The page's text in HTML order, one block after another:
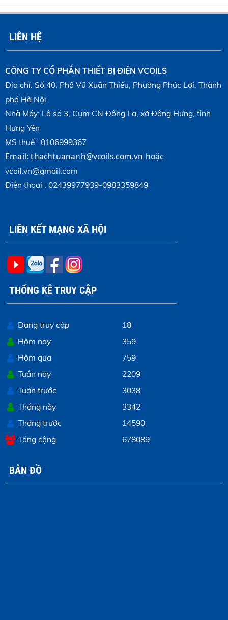
LIÊN HỆ
CÔNG TY CỔ PHẦN THIẾT BỊ ĐIỆN VCOILS
Địa chỉ: Số 40, Phố Vũ Xuân Thiều, Phường Phúc Lợi, Thành
phố Hà Nội
Nhà Máy: Lô số 3, Cụm CN Đông La, xã Đông Hưng, tỉnh
Hưng Yên
MS thuế : 0106999367
Email: thachtuananh@vcoils.com.vn
vcoil.vn@gmail.com
Điện thoại : 02439977939-0983359849
LIÊN KẾT MẠNG XÃ HỘI
THỐNG KÊ TRUY CẬP
Đang truy cập
18
Hôm nay
359
Hôm qua
759
Tuần này
2209
Tuần trước
3038
Tháng này
3342
Tháng trước
14590
Tổng cộng
678089
BẢN ĐỒ